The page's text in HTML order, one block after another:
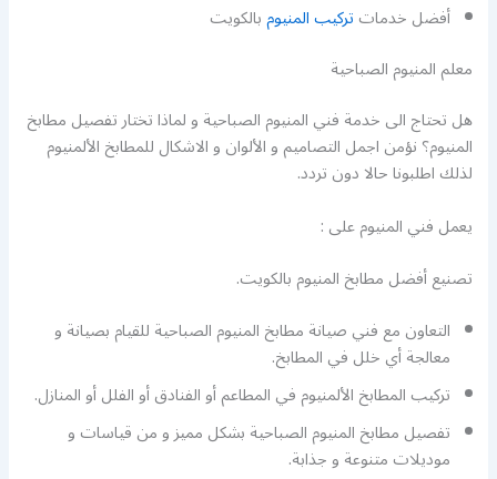
أفضل خدماتتركيب المنيومبالكويت
معلم المنيوم الصباحية
هل تحتاج الى خدمة فني المنيوم الصباحية و لماذا تختار تفصيل مطابخ
المنيوم؟ نؤمن اجمل التصاميم و الألوان و الاشكال للمطابخ الألمنيوم
لذلك اطلبونا حالا دون تردد.
يعمل فني المنيوم على :
تصنيع أفضل مطابخ المنيوم بالكويت.
التعاون مع فني صيانة مطابخ المنيوم الصباحية للقيام بصيانة و
معالجة أي خلل في المطابخ.
تركيب المطابخ الألمنيوم في المطاعم أو الفنادق أو الفلل أو المنازل.
تفصيل مطابخ المنيوم الصباحية بشكل مميز و من قياسات و
موديلات متنوعة و جذابة.